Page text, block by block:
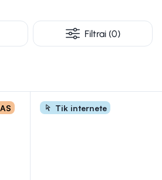
ingredientais, tokiais kaip
ar peptidai, kurie
suteikti
o kremai intensyviau maitina
Filtrai (0)
Tik internete